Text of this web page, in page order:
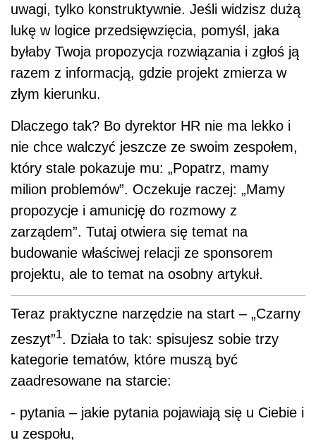
uwagi, tylko konstruktywnie. Jeśli widzisz dużą
lukę w logice przedsięwzięcia, pomyśl, jaka
byłaby Twoja propozycja rozwiązania i zgłoś ją
razem z informacją, gdzie projekt zmierza w
złym kierunku.
Dlaczego tak? Bo dyrektor HR nie ma lekko i
nie chce walczyć jeszcze ze swoim zespołem,
który stale pokazuje mu: „Popatrz, mamy
milion problemów”. Oczekuje raczej: „Mamy
propozycje i amunicję do rozmowy z
zarządem”. Tutaj otwiera się temat na
budowanie właściwej relacji ze sponsorem
projektu, ale to temat na osobny artykuł.
Teraz praktyczne narzędzie na start – „Czarny
zeszyt”1. Działa to tak: spisujesz sobie trzy
kategorie tematów, które muszą być
zaadresowane na starcie:
- pytania – jakie pytania pojawiają się u Ciebie i
u zespołu,